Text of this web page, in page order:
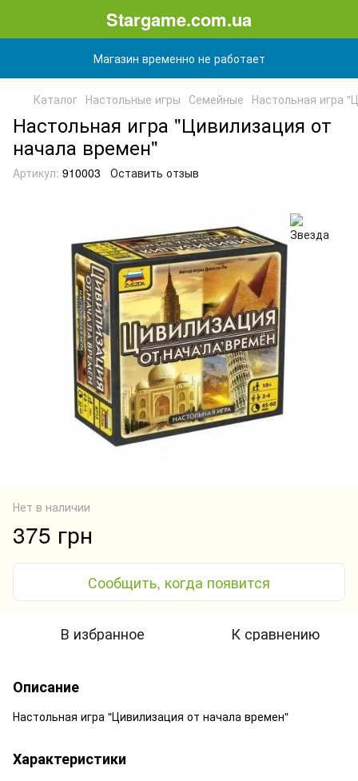
Stargame.com.ua
Магазин временно не работает
Каталог Настольные игры Семейные Настольная игра
Настольная игра "Цивилизация от
начала времен"
Артикул: 910003 Оставить отзыв
Нет в наличии
375 грн
Сообщить, когда появится
В избранное К сравнению
Описание
Настольная игра "Цивилизация от начала времен"
Характеристики